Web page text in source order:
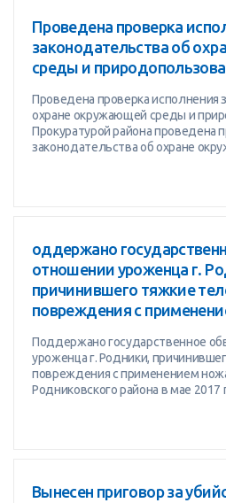
Проведена проверка
законодательства об
среды и
Проведена проверка исполнения
охране окружающей среды и
Прокуратурой района проведена
законодательства об охране
оддержано
отношении уроженца г.
причинившего тяжкие
повреждения с
Поддержано государственное
уроженца г. Родники,
повреждения с применением
Родниковского района в мае 2017
Вынесен приговор за